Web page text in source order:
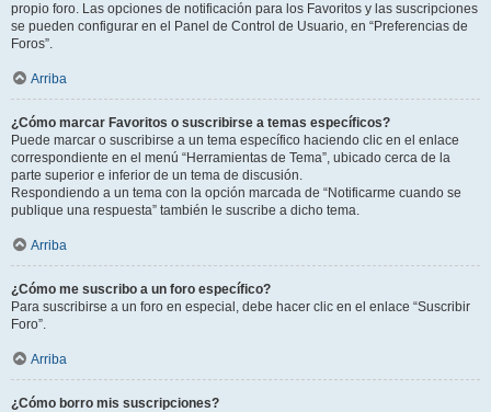
propio foro. Las opciones de notificación para los Favoritos y las suscripciones
se pueden configurar en el Panel de Control de Usuario, en “Preferencias de
Foros”.
Arriba
¿Cómo marcar Favoritos o suscribirse a temas específicos?
Puede marcar o suscribirse a un tema específico haciendo clic en el enlace
correspondiente en el menú “Herramientas de Tema”, ubicado cerca de la
parte superior e inferior de un tema de discusión.
Respondiendo a un tema con la opción marcada de “Notificarme cuando se
publique una respuesta” también le suscribe a dicho tema.
Arriba
¿Cómo me suscribo a un foro específico?
Para suscribirse a un foro en especial, debe hacer clic en el enlace “Suscribir
Foro”.
Arriba
¿Cómo borro mis suscripciones?